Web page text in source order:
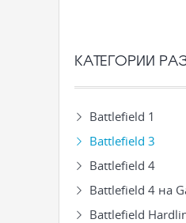
КАТЕГОРИИ
Battlefield 1
Battlefield 3
Battlefield 4
Battlefield 4 на
Battlefield